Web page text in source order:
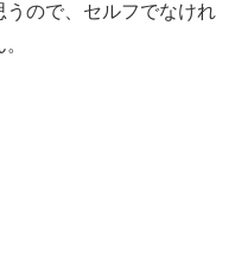
うので、セルフでなけれ